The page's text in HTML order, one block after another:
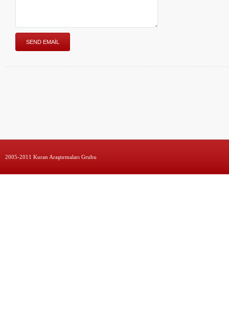
2005-2011 Kuran Araştırmaları Grubu